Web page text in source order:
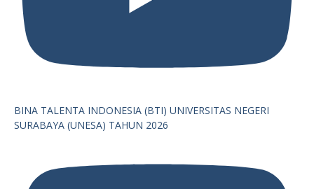
BINA TALENTA INDONESIA (BTI) UNIVERSITAS NEGERI
SURABAYA (UNESA) TAHUN 2026